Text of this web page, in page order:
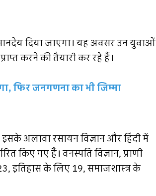
मानदेय दिया जाएगा। यह अवसर उन युवाओं
करने की तैयारी कर रहे हैं।
फिर जनगणना का भी जिम्मा
अलावा रसायन विज्ञान और हिंदी में
किए गए हैं। वनस्पति विज्ञान, प्राणी
इतिहास के लिए 19, समाजशास्त्र के